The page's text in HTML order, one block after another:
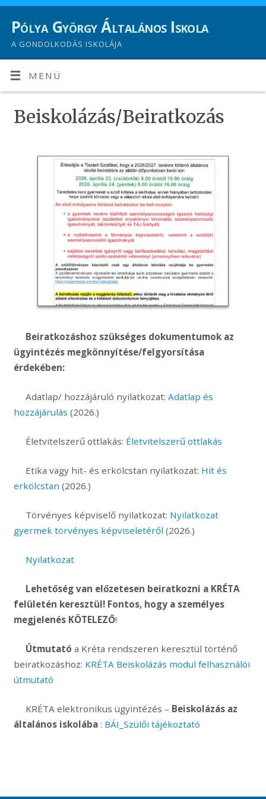
Pólya György Általános Iskola
A GONDOLKODÁS ISKOLÁJA
MENÜ
Beiskolázás/Beiratkozás
Beiratkozáshoz szükséges dokumentumok az
ügyintézés megkönnyítése/felgyorsítása
érdekében:
Adatlap/ hozzájáruló nyilatkozat: Adatlap és
hozzájárulás (2026.)
Életvitelszerű ottlakás: Életvitelszerű ottlakás
Etika vagy hit- és erkölcstan nyilatkozat: Hit és
erkölcstan (2026.)
Törvényes képviselő nyilatkozat: Nyilatkozat
gyermek törvényes képviseletéről (2026.)
Nyilatkozat
Lehetőség van előzetesen beiratkozni a KRÉTA
felületén keresztül! Fontos, hogy a személyes
megjelenés KÖTELEZŐ!
Útmutató a Kréta rendszeren keresztül történő
beiratkozáshoz: KRÉTA Beiskolázás modul felhasználói
útmutató
KRÉTA elektronikus ügyintézés – Beiskolázás az
általános iskolába: BÁI_Szülői tájékoztató